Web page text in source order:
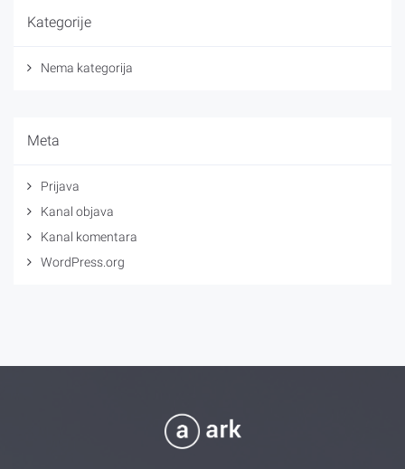
Kategorije
Nema kategorija
Meta
Prijava
Kanal objava
Kanal komentara
WordPress.org